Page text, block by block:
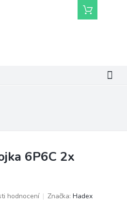
Nákupní
košík
6P6C 2x
hodnocení Značka: Hadex